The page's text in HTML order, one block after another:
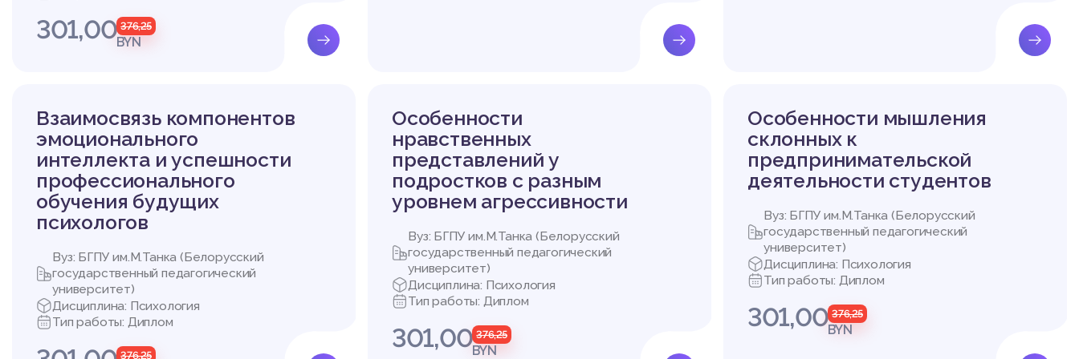
ю профессиональной неуспешности.
Гипотезы исследования:
пособа компенсации личностью профессиональной неуспешности.
1. Рассмотреть подходы к профессиональной успешности и неуспешности психологии.
2. Охарактеризовать понятие и сущность профессиональной компенсации.
3. Подобрать методики для изучения индивидуально-психологических особенностей компенс
ации личностью профессиональной неуспешности.
Методы исследования:
- Теоретический анализ литературы.
- Психологическое тестирование (опросник структуры темперамент (ОСТ) В.М. Русалова, опр
осник для определения уровня общительности В.Ф. Ряховского, Тест дифференцированной с
301,00 376,25
BYN
Взаимосвязь компонентов
эмоционального
интеллекта и успешности
профессионального
обучения будущих
психологов
Вуз: БГПУ им.М.Танка (Белорусский
государственный педагогический
университет)
Дисциплина: Психология
Тип работы: Диплом
376,25
Особенности
нравственных
представлений у
подростков с разным
уровнем агрессивности
Вуз: БГПУ им.М.Танка (Белорусский
государственный педагогический
университет)
Дисциплина: Психология
Тип работы: Диплом
301,00 376,25
BYN
Особенности мышления
склонных к
предпринимательской
деятельности студентов
Вуз: БГПУ им.М.Танка (Белорусский
государственный педагогический
университет)
Дисциплина: Психология
Тип работы: Диплом
301,00 376,25
BYN